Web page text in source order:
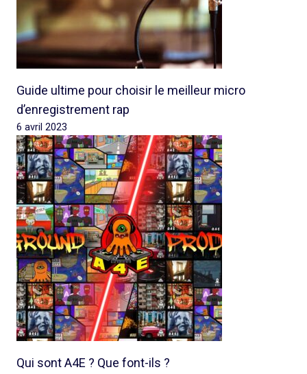
Guide ultime pour choisir le meilleur micro
d’enregistrement rap
6 avril 2023
Qui sont A4E ? Que font-ils ?